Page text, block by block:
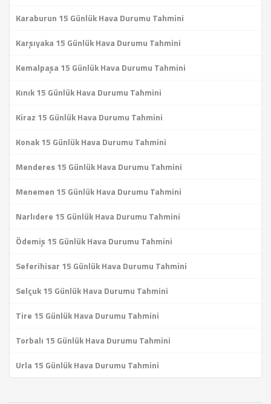
Karaburun 15 Günlük Hava Durumu Tahmini
Karşıyaka 15 Günlük Hava Durumu Tahmini
Kemalpaşa 15 Günlük Hava Durumu Tahmini
Kınık 15 Günlük Hava Durumu Tahmini
Kiraz 15 Günlük Hava Durumu Tahmini
Konak 15 Günlük Hava Durumu Tahmini
Menderes 15 Günlük Hava Durumu Tahmini
Menemen 15 Günlük Hava Durumu Tahmini
Narlıdere 15 Günlük Hava Durumu Tahmini
Ödemiş 15 Günlük Hava Durumu Tahmini
Seferihisar 15 Günlük Hava Durumu Tahmini
Selçuk 15 Günlük Hava Durumu Tahmini
Tire 15 Günlük Hava Durumu Tahmini
Torbalı 15 Günlük Hava Durumu Tahmini
Urla 15 Günlük Hava Durumu Tahmini